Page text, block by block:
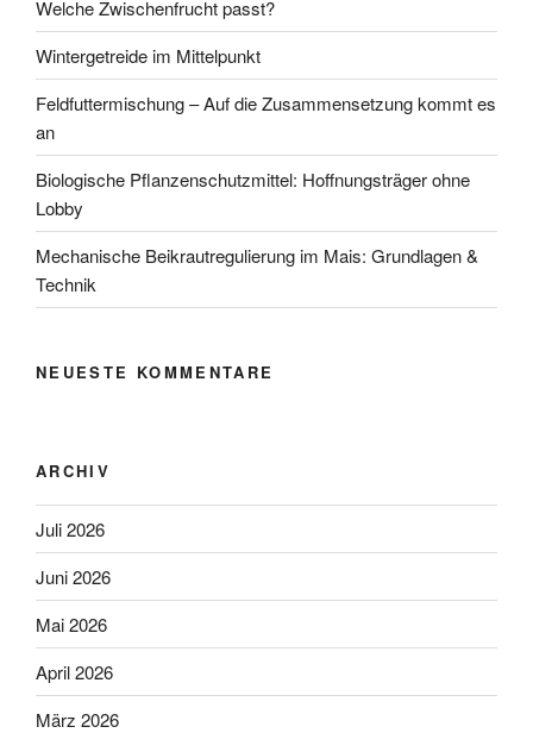
Welche Zwischenfrucht passt?
Wintergetreide im Mittelpunkt
Feldfuttermischung – Auf die Zusammensetzung kommt es
an
Biologische Pflanzen­schutzmittel: Hoffnungs­träger ohne
Lobby
Mechanische Beikrautregulierung im Mais: Grundlagen &
Technik
NEUESTE KOMMENTARE
ARCHIV
Juli 2026
Juni 2026
Mai 2026
April 2026
März 2026